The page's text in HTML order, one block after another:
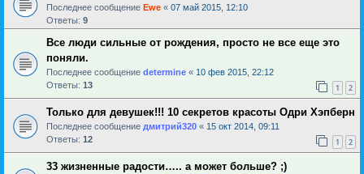
Последнее сообщение Ewe « 07 май 2015, 12:10
Ответы: 9
Все люди сильные от рождения, просто не все еще это
поняли.
Последнее сообщение determine « 10 фев 2015, 22:12
Ответы: 13 1 2
Только для девушек!!! 10 секретов красоты Одри Хэпберн
Последнее сообщение дмитрий320 « 15 окт 2014, 09:11
Ответы: 12 1 2
33 жизненные радости….. а может больше? ;)